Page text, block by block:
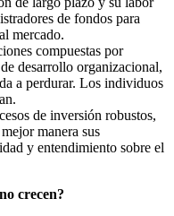
de fondos para
mercado.
compuestas por
desarrollo organizacional,
a perdurar. Los individuos
de inversión robustos,
manera sus
y entendimiento sobre el
crecen?